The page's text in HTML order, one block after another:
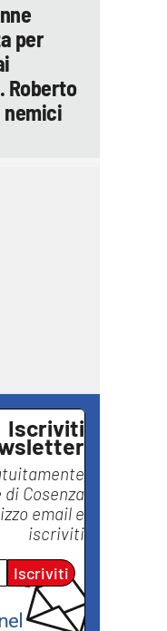
per
Roberto
nemici
Iscriviti
di Cosenza
email e
iscriviti
Iscriviti